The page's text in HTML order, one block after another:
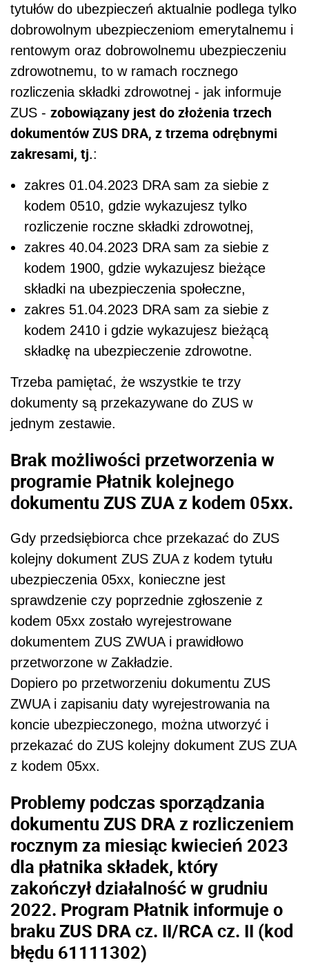
tytułów do ubezpieczeń aktualnie podlega tylko
dobrowolnym ubezpieczeniom emerytalnemu i
rentowym oraz dobrowolnemu ubezpieczeniu
zdrowotnemu, to w ramach rocznego
rozliczenia składki zdrowotnej - jak informuje
ZUS - zobowiązany jest do złożenia trzech
dokumentów ZUS DRA, z trzema odrębnymi
zakresami, tj.:
zakres 01.04.2023 DRA sam za siebie z
kodem 0510, gdzie wykazujesz tylko
rozliczenie roczne składki zdrowotnej,
zakres 40.04.2023 DRA sam za siebie z
kodem 1900, gdzie wykazujesz bieżące
składki na ubezpieczenia społeczne,
zakres 51.04.2023 DRA sam za siebie z
kodem 2410 i gdzie wykazujesz bieżącą
składkę na ubezpieczenie zdrowotne.
Trzeba pamiętać, że wszystkie te trzy
dokumenty są przekazywane do ZUS w
jednym zestawie.
Brak możliwości przetworzenia w
programie Płatnik kolejnego
dokumentu ZUS ZUA z kodem 05xx.
Gdy przedsiębiorca chce przekazać do ZUS
kolejny dokument ZUS ZUA z kodem tytułu
ubezpieczenia 05xx, konieczne jest
sprawdzenie czy poprzednie zgłoszenie z
kodem 05xx zostało wyrejestrowane
dokumentem ZUS ZWUA i prawidłowo
przetworzone w Zakładzie.
Dopiero po przetworzeniu dokumentu ZUS
ZWUA i zapisaniu daty wyrejestrowania na
koncie ubezpieczonego, można utworzyć i
przekazać do ZUS kolejny dokument ZUS ZUA
z kodem 05xx.
Problemy podczas sporządzania
dokumentu ZUS DRA z rozliczeniem
rocznym za miesiąc kwiecień 2023
dla płatnika składek, który
zakończył działalność w grudniu
2022. Program Płatnik informuje o
braku ZUS DRA cz. II/RCA cz. II (kod
błędu 61111302)